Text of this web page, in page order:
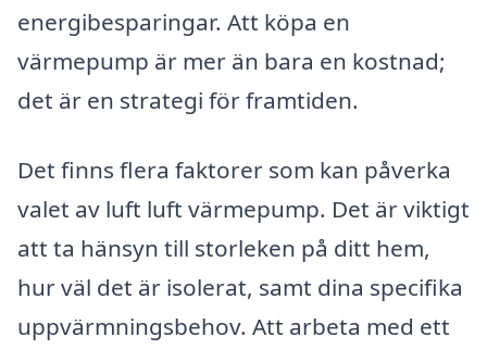
energibesparingar. Att köpa en
värmepump är mer än bara en kostnad;
det är en strategi för framtiden.
Det finns flera faktorer som kan påverka
valet av luft luft värmepump. Det är viktigt
att ta hänsyn till storleken på ditt hem,
hur väl det är isolerat, samt dina specifika
uppvärmningsbehov. Att arbeta med ett